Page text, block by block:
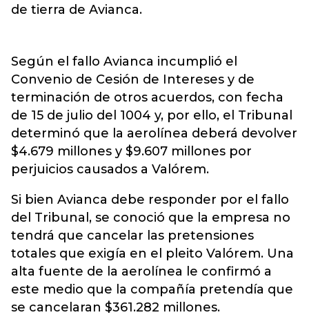
de tierra de Avianca.
Según el fallo Avianca incumplió el
Convenio de Cesión de Intereses y de
terminación de otros acuerdos, con fecha
de 15 de julio del 1004 y, por ello, el Tribunal
determinó que la aerolínea deberá devolver
$4.679 millones y $9.607 millones por
perjuicios causados a Valórem.
Si bien Avianca debe responder por el fallo
del Tribunal, se conoció que la empresa no
tendrá que cancelar las pretensiones
totales que exigía en el pleito Valórem. Una
alta fuente de la aerolínea le confirmó a
este medio que la compañía pretendía que
se cancelaran $361.282 millones.